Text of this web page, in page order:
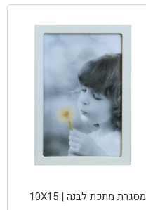
מסגרת מתכת לבנה | 10X15